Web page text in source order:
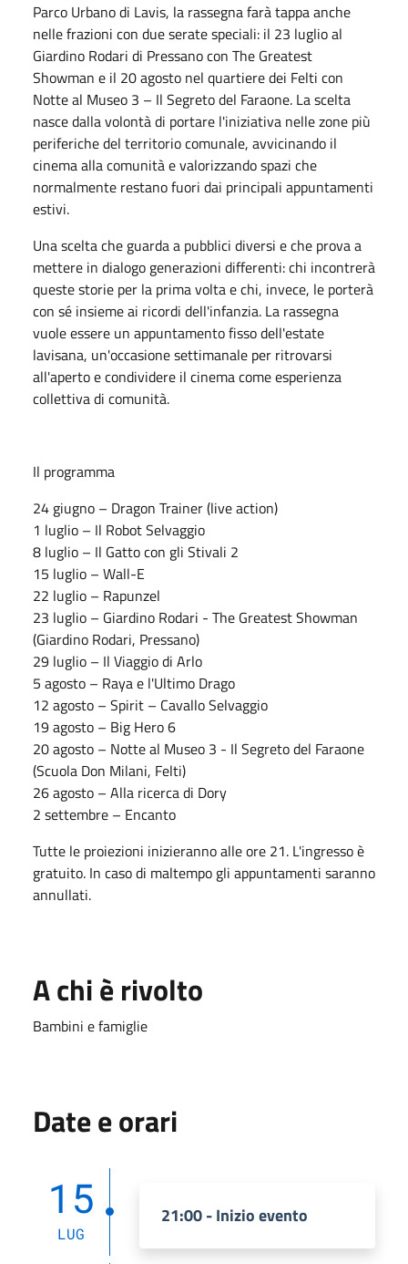
Parco Urbano di Lavis, la rassegna farà tappa anche
nelle frazioni con due serate speciali: il 23 luglio al
Giardino Rodari di Pressano con The Greatest
Showman e il 20 agosto nel quartiere dei Felti con
Notte al Museo 3 – Il Segreto del Faraone. La scelta
nasce dalla volontà di portare l'iniziativa nelle zone più
periferiche del territorio comunale, avvicinando il
cinema alla comunità e valorizzando spazi che
normalmente restano fuori dai principali appuntamenti
estivi.
Una scelta che guarda a pubblici diversi e che prova a
mettere in dialogo generazioni differenti: chi incontrerà
queste storie per la prima volta e chi, invece, le porterà
con sé insieme ai ricordi dell'infanzia. La rassegna
vuole essere un appuntamento fisso dell'estate
lavisana, un'occasione settimanale per ritrovarsi
all'aperto e condividere il cinema come esperienza
collettiva di comunità.
Il programma
24 giugno – Dragon Trainer (live action)
1 luglio – Il Robot Selvaggio
8 luglio – Il Gatto con gli Stivali 2
15 luglio – Wall-E
22 luglio – Rapunzel
23 luglio – Giardino Rodari - The Greatest Showman
(Giardino Rodari, Pressano)
29 luglio – Il Viaggio di Arlo
5 agosto – Raya e l'Ultimo Drago
12 agosto – Spirit – Cavallo Selvaggio
19 agosto – Big Hero 6
20 agosto – Notte al Museo 3 - Il Segreto del Faraone
(Scuola Don Milani, Felti)
26 agosto – Alla ricerca di Dory
2 settembre – Encanto
Tutte le proiezioni inizieranno alle ore 21. L'ingresso è
gratuito. In caso di maltempo gli appuntamenti saranno
annullati.
A chi è rivolto
Bambini e famiglie
Date e orari
15
LUG
21:00 - Inizio evento